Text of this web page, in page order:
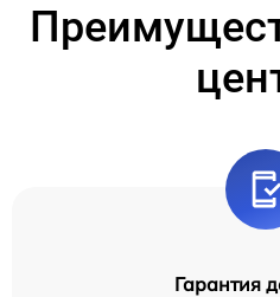
Гарантия